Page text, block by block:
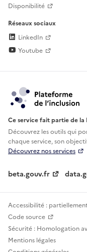
Disponibilité
Réseaux sociaux
LinkedIn
Youtube
Ce service fait partie de la
Découvrez les outils qui
chaque service, son
Découvrez nos services
beta.gouv.fr
Accessibilité :
Code source
Sécurité : Homologation
Mentions légales